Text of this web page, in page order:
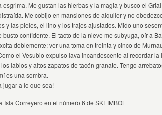
esgrima. Me gustan las hierbas y la magia y busco el
Me cobijo en mansiones de alquiler y no
y las pieles, el lino y los trajes ajustados. Mido uno
busto confidente. El tacto de la nieve me subyuga, oír a
doblemente; ver una toma en treinta y cinco de
el Vesubio expulso lava incandescente al recordar la
labios y altos zapatos de tacón granate. Tengo
es una sombra.
jugar a lo que sea!
Isla Correyero en el número 6 de SKEIMBOL